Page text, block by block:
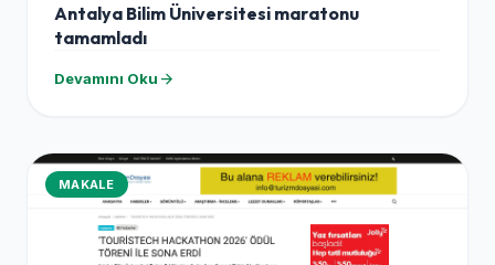
Antalya Bilim Üniversitesi maratonu
tamamladı
Devamını Oku arrow_forward
MAKALE